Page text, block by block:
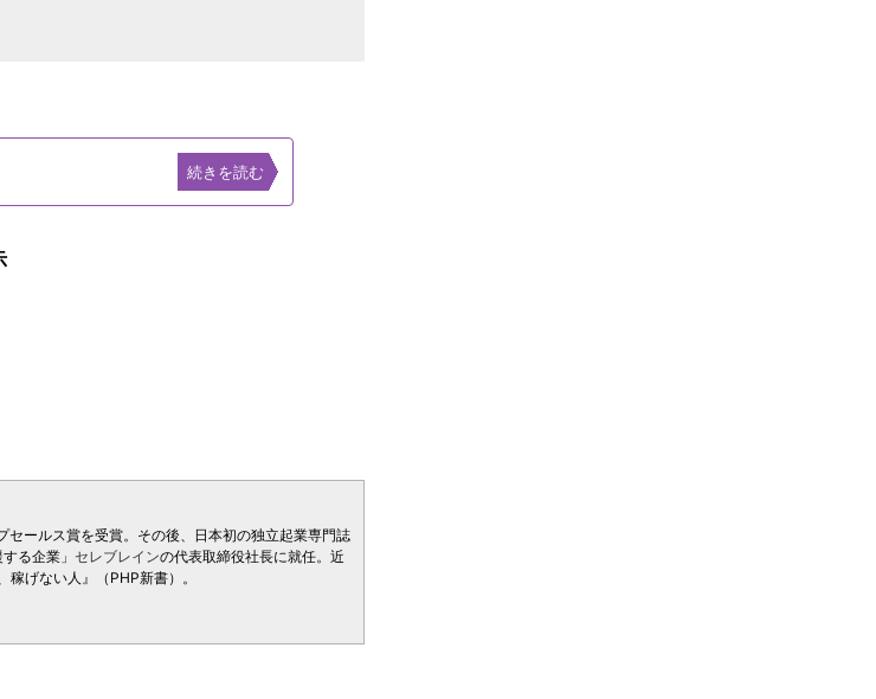
続きを読む
ールス賞を受賞。その後、日本初の独立起業専門誌
る企業」 セレブレインの代表取締役社長に就任。近
げない人』（PHP新書）。